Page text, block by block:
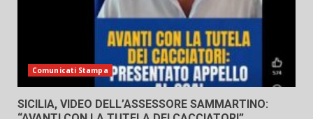
Comunicati Stampa
SICILIA, VIDEO DELL’ASSESSORE SAMMARTINO: